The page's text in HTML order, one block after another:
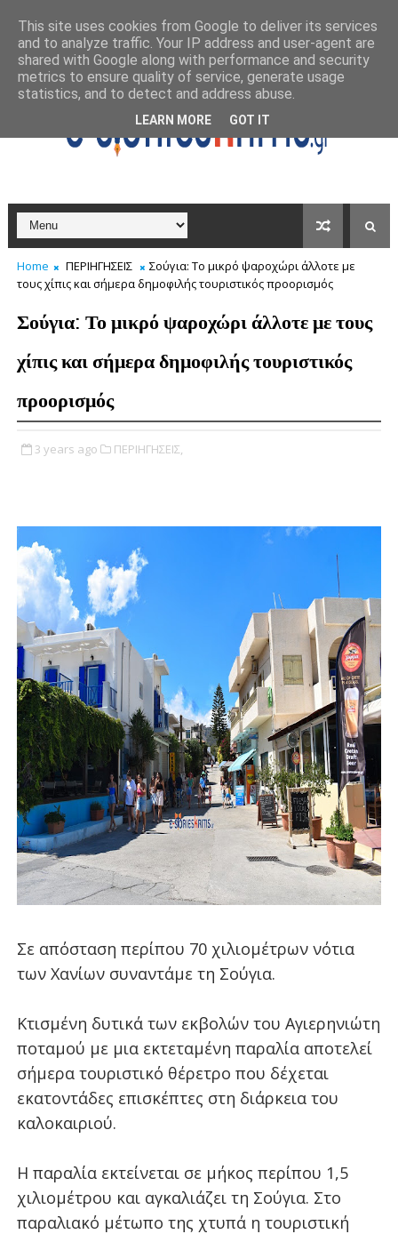
Home ΠΕΡΙΗΓΗΣΕΙΣ
Σούγια: Το μικρό ψαροχώρι άλλοτε με
τους χίπις και σήμερα δημοφιλής τουριστικός προορισμός
Σούγια: Το μικρό ψαροχώρι άλλοτε με τους
χίπις και σήμερα δημοφιλής τουριστικός
προορισμός
3 years ago ΠΕΡΙΗΓΗΣΕΙΣ,
Σε απόσταση περίπου 70 χιλιομέτρων νότια
των Χανίων συναντάμε τη Σούγια.
Κτισμένη δυτικά των εκβολών του Αγιερηνιώτη
ποταμού με μια εκτεταμένη παραλία αποτελεί
σήμερα τουριστικό θέρετρο που δέχεται
εκατοντάδες επισκέπτες στη διάρκεια του
καλοκαιριού.
Η παραλία εκτείνεται σε μήκος περίπου 1,5
χιλιομέτρου και αγκαλιάζει τη Σούγια. Στο
παραλιακό μέτωπο της χτυπά η τουριστική
This site uses cookies from Google to deliver its services
and to analyze traffic. Your IP address and user-agent are
shared with Google along with performance and security
metrics to ensure quality of service, generate usage
statistics, and to detect and address abuse.
LEARN MORE GOT IT